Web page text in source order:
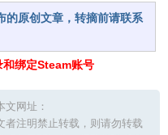
的原创文章，转摘前请联系
绑定Steam账号
网址：
者注明禁止转载，则请勿转载